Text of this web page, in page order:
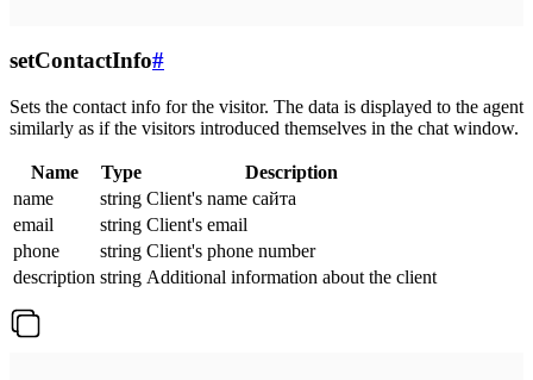
setContactInfo#
Sets the contact info for the visitor. The data is displayed to the agent
similarly as if the visitors introduced themselves in the chat window.
Name Type
Description
name
string Client's name сайта
email
string Client's email
phone
string Client's phone number
description string Additional information about the client